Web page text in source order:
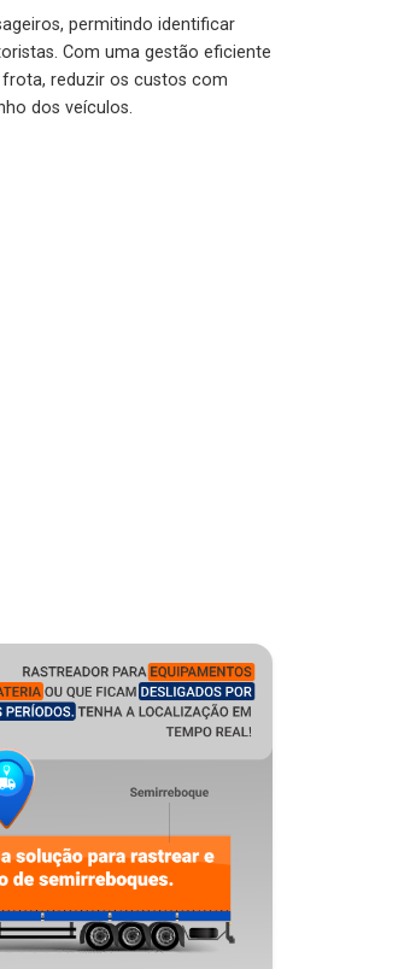
permitindo identificar
Com uma gestão eficiente
reduzir os custos com
dos veículos.